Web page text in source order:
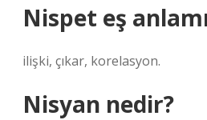
Nispet eş
ilişki, çıkar, korelasyon.
Nisyan nedir?